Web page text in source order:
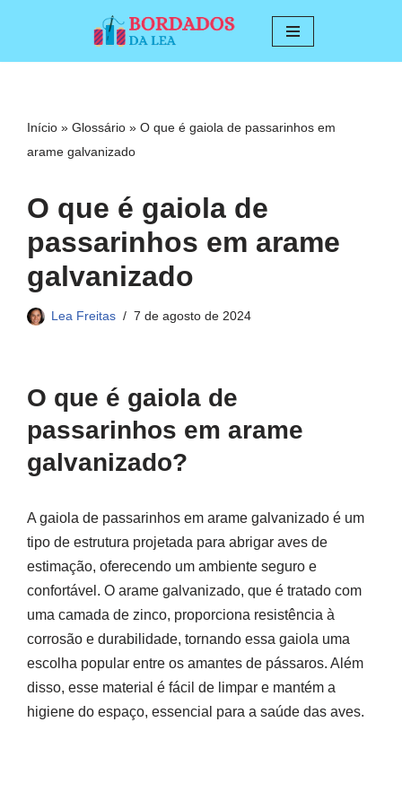
conteúdo
Início » Glossário » O que é gaiola de passarinhos em
arame galvanizado
O que é gaiola de
passarinhos em arame
galvanizado
Lea Freitas 7 de agosto de 2024
O que é gaiola de
passarinhos em arame
galvanizado?
A gaiola de passarinhos em arame galvanizado é um
tipo de estrutura projetada para abrigar aves de
estimação, oferecendo um ambiente seguro e
confortável. O arame galvanizado, que é tratado com
uma camada de zinco, proporciona resistência à
corrosão e durabilidade, tornando essa gaiola uma
escolha popular entre os amantes de pássaros. Além
disso, esse material é fácil de limpar e mantém a
higiene do espaço, essencial para a saúde das aves.